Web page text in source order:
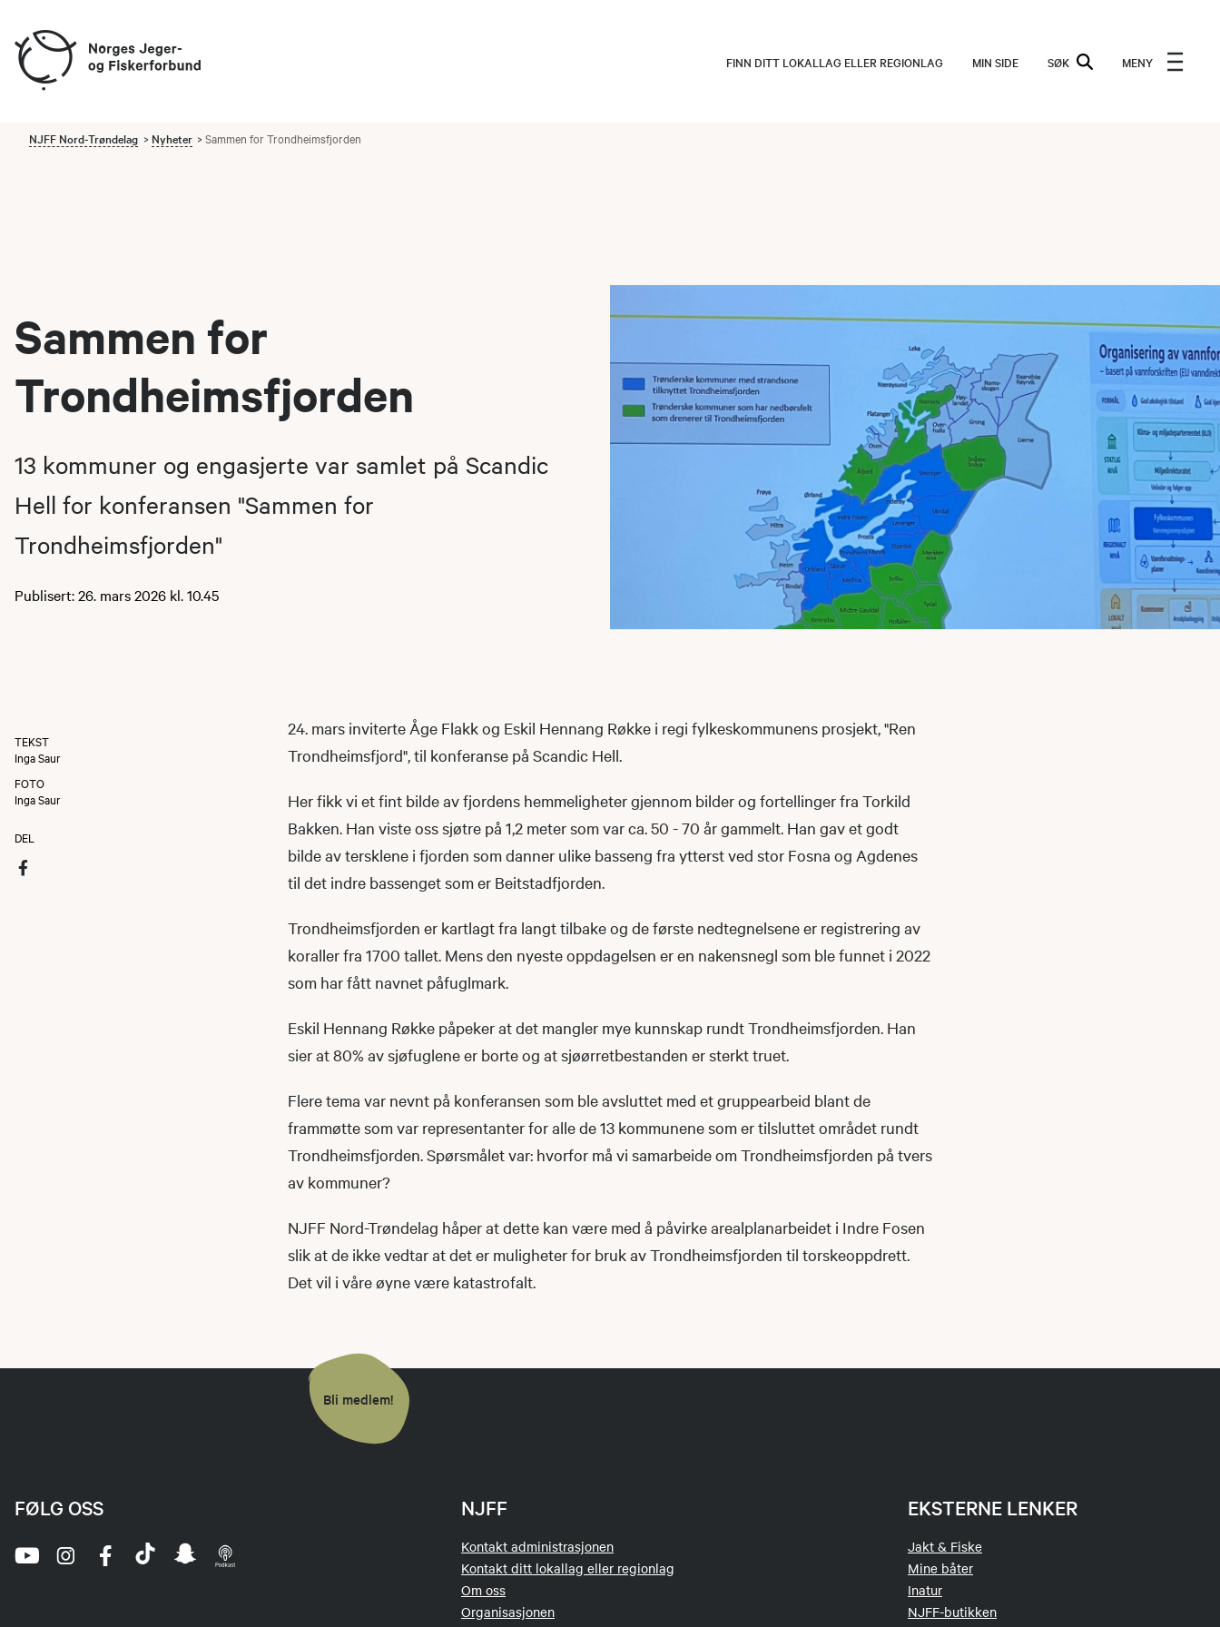
FINN DITT LOKALLAG ELLER REGIONLAG MIN SIDE SØK MENY
NJFF Nord-Trøndelag Nyheter Sammen for Trondheimsfjorden
Sammen for
Trondheimsfjorden
13 kommuner og engasjerte var samlet på Scandic
Hell for konferansen "Sammen for
Trondheimsfjorden"
Publisert: 26. mars 2026 kl. 10.45
TEKST
Inga Saur
FOTO
Inga Saur
DEL
24. mars inviterte Åge Flakk og Eskil Hennang Røkke i regi fylkeskommunens prosjekt, "Ren
Trondheimsfjord", til konferanse på Scandic Hell.
Her fikk vi et fint bilde av fjordens hemmeligheter gjennom bilder og fortellinger fra Torkild
Bakken. Han viste oss sjøtre på 1,2 meter som var ca. 50 - 70 år gammelt. Han gav et godt
bilde av tersklene i fjorden som danner ulike basseng fra ytterst ved stor Fosna og Agdenes
til det indre bassenget som er Beitstadfjorden.
Trondheimsfjorden er kartlagt fra langt tilbake og de første nedtegnelsene er registrering av
koraller fra 1700 tallet. Mens den nyeste oppdagelsen er en nakensnegl som ble funnet i 2022
som har fått navnet påfuglmark.
Eskil Hennang Røkke påpeker at det mangler mye kunnskap rundt Trondheimsfjorden. Han
sier at 80% av sjøfuglene er borte og at sjøørretbestanden er sterkt truet.
Flere tema var nevnt på konferansen som ble avsluttet med et gruppearbeid blant de
frammøtte som var representanter for alle de 13 kommunene som er tilsluttet området rundt
Trondheimsfjorden. Spørsmålet var: hvorfor må vi samarbeide om Trondheimsfjorden på tvers
av kommuner?
NJFF Nord-Trøndelag håper at dette kan være med å påvirke arealplanarbeidet i Indre Fosen
slik at de ikke vedtar at det er muligheter for bruk av Trondheimsfjorden til torskeoppdrett.
Det vil i våre øyne være katastrofalt.
Bli medlem!
NJFF
Kontakt administrasjonen
Kontakt ditt lokallag eller regionlag
Om oss
Organisasjonen
EKSTERNE LENKER
Jakt & Fiske
Mine båter
Inatur
NJFF-butikken
FØLG OSS